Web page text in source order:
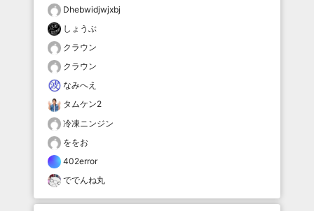
Dhebwidjwjxbj
しょうぶ
クラウン
クラウン
なみへえ
タムケン2
冷凍ニンジン
ををお
402error
ででんね丸